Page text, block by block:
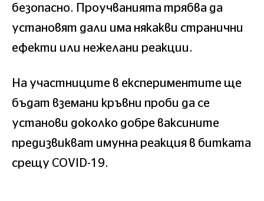
безопасно. Проучванията трябва да
установят дали има някакви странични
ефекти или нежелани реакции.
На участниците в експериментите ще
бъдат вземани кръвни проби да се
установи доколко добре ваксините
предизвикват имунна реакция в битката
срещу COVID-19.